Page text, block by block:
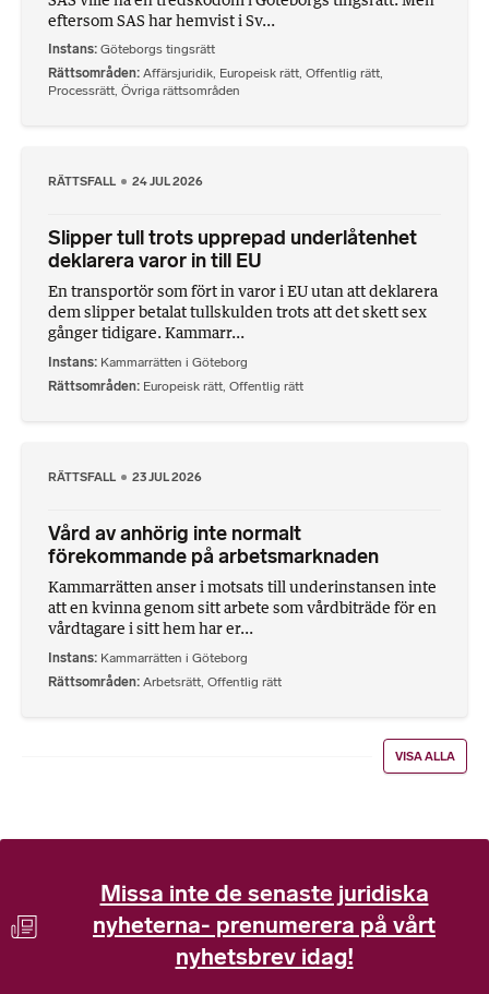
eftersom SAS har hemvist i Sv...
Instans Göteborgs tingsrätt
Rättsområden Affärsjuridik, Europeisk rätt, Offentlig rätt,
Processrätt, Övriga rättsområden
RÄTTSFALL 24 JUL 2026
Slipper tull trots upprepad underlåtenhet
deklarera varor in till EU
En transportör som fört in varor i EU utan att deklarera
dem slipper betalat tullskulden trots att det skett sex
gånger tidigare. Kammarr...
Instans Kammarrätten i Göteborg
Rättsområden Europeisk rätt, Offentlig rätt
RÄTTSFALL 23 JUL 2026
Vård av anhörig inte normalt
förekommande på arbetsmarknaden
Kammarrätten anser i motsats till underinstansen inte
att en kvinna genom sitt arbete som vårdbiträde för en
vårdtagare i sitt hem har er...
Instans Kammarrätten i Göteborg
Rättsområden Arbetsrätt Offentlig rätt
VISA ALLA
Missa inte de senaste juridiska
nyheterna- prenumerera på vårt
nyhetsbrev idag!